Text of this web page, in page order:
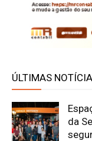
ÚLTIMAS
da